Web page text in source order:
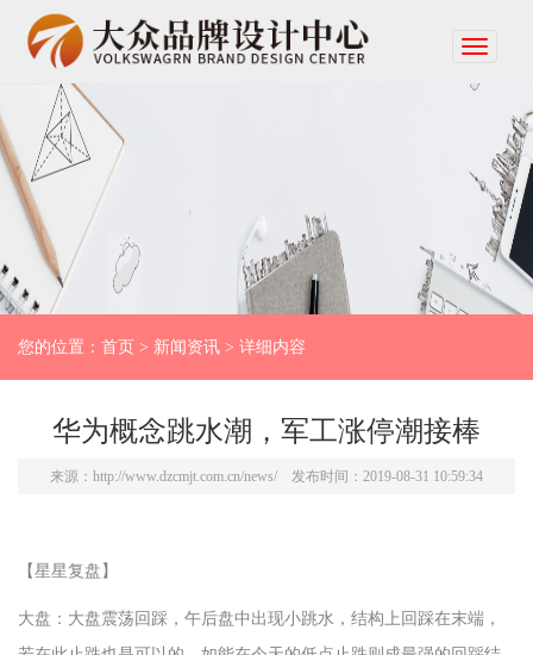
您的位置： 首页 > 新闻资讯 > 详细内容
华为概念跳水潮，军工涨停潮接棒
来源： http://www.dzcmjt.com.cn/news/ 发布时间：2019-08-31 10:59:34
【星星复盘】
大盘：大盘震荡回踩，午后盘中出现小跳水，结构上回踩在末端，